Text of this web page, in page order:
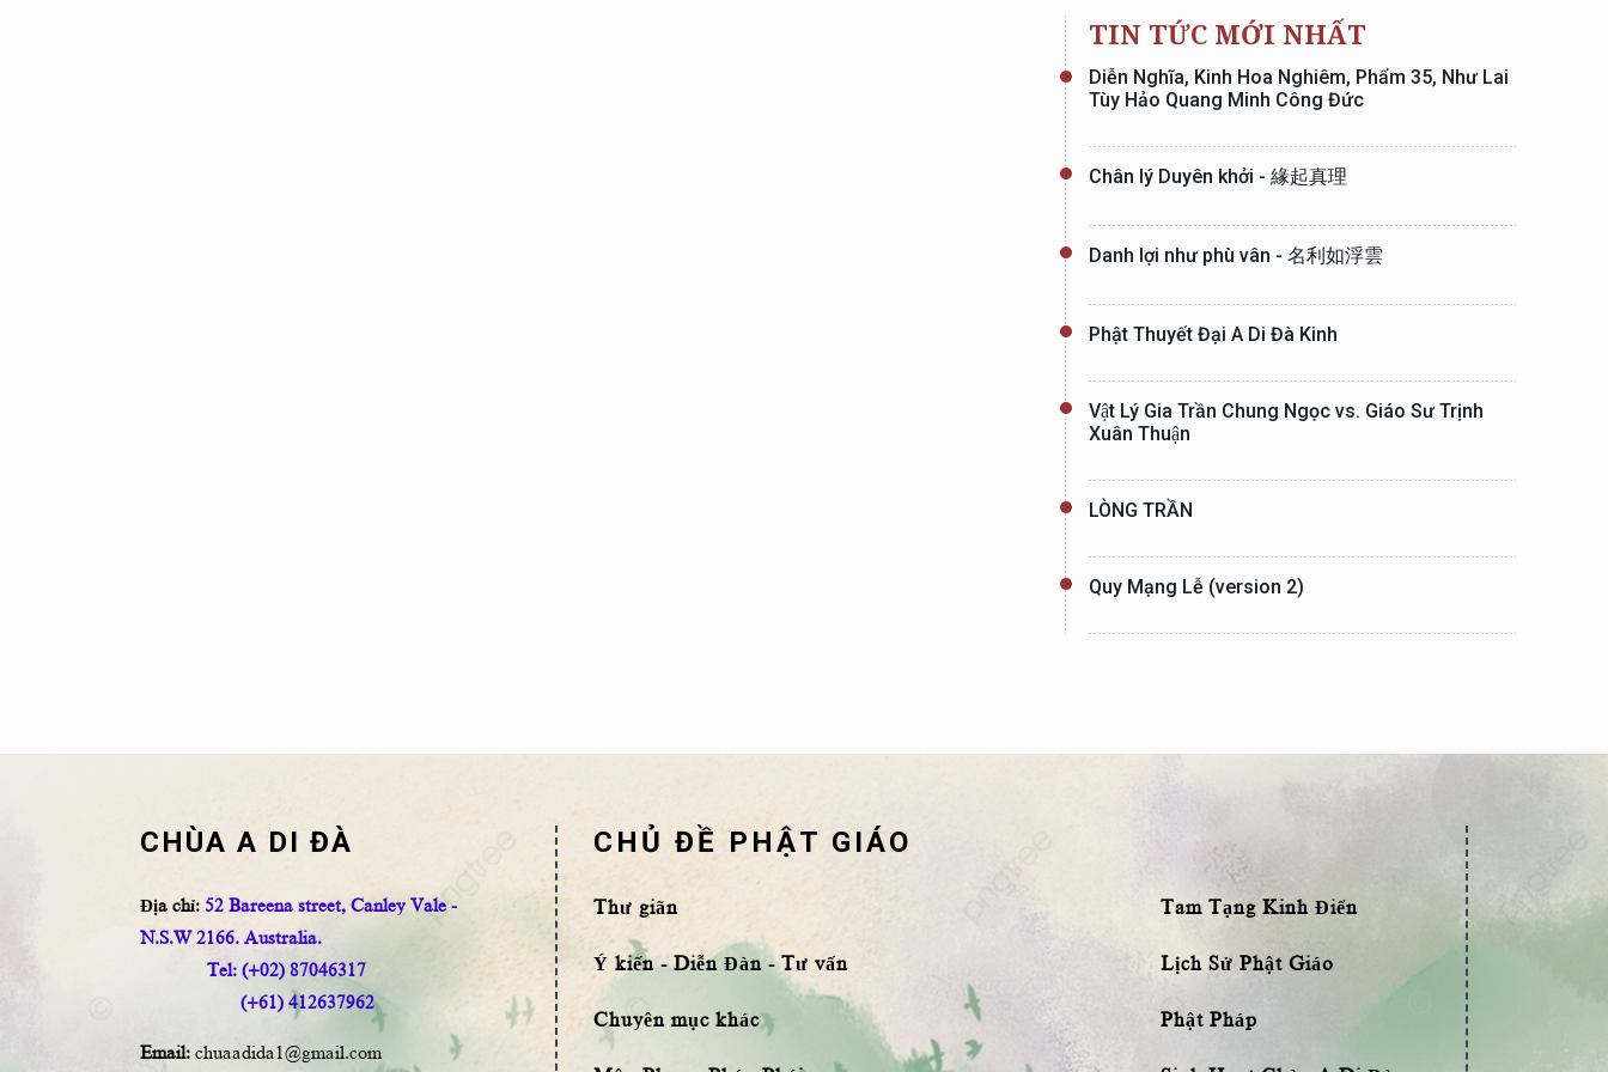
TIN TỨC MỚI NHẤT
Diễn Nghĩa, Kinh Hoa Nghiêm, Phẩm 35, Như Lai
Tùy Hảo Quang Minh Công Đức
Chân lý Duyên khởi - 緣起真理
Danh lợi như phù vân - 名利如浮雲
Phật Thuyết Đại A Di Đà Kinh
Vật Lý Gia Trần Chung Ngọc vs. Giáo Sư Trịnh
Xuân Thuận
LÒNG TRẦN
Quy Mạng Lễ (version 2)
CHÙA A DI ĐÀ
Địa chỉ: 52 Bareena street, Canley Vale -
N.S.W 2166. Australia.
Tel: (+02) 87046317
(+61) 412637962
Email: chuaadida1@gmail.com
CHỦ ĐỀ PHẬT GIÁO
Thư giãn
Ý kiến - Diễn Đàn - Tư vấn
Chuyên mục khác
Tam Tạng Kinh Điển
Lịch Sử Phật Giáo
Phật Pháp